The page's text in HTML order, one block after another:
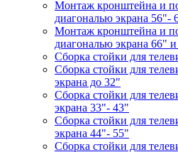
Монтаж кронштейна и
диагональю экрана 56"-
Монтаж кронштейна и
диагональю экрана 66" и
Сборка стойки для
Сборка стойки для
экрана до 32"
Сборка стойки для
экрана 33"- 43"
Сборка стойки для
экрана 44"- 55"
Сборка стойки для